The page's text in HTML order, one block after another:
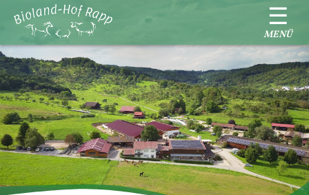
☰
MENÜ